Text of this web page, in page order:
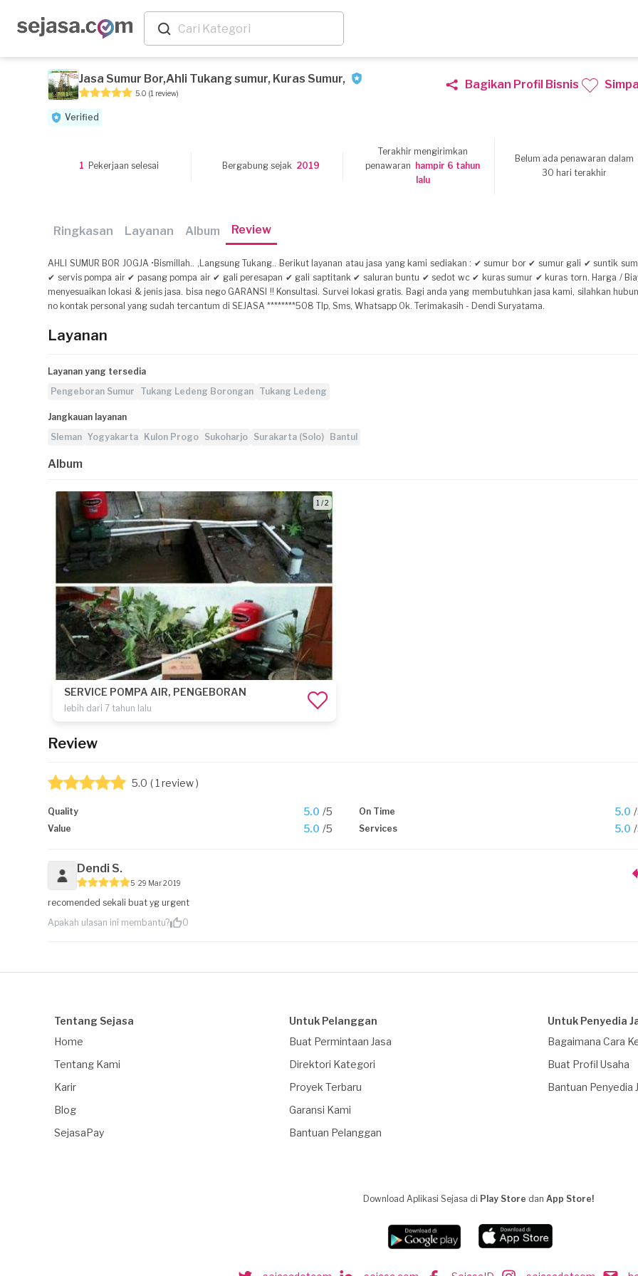
Jasa Sumur Bor,Ahli Tukang sumur, Kuras Sumur,
5.0 (1 review)
Bagikan Profil Bisnis
Verified
1 Pekerjaan selesai Bergabung sejak 2019
Terakhir mengirimkan
penawaran hampir 6 tahun
lalu
Belum ada penawaran dalam
30 hari terakhir
Ringkasan Layanan Album Review
AHLI SUMUR BOR JOGJA •Bismillah.. ,Langsung Tukang.. Berikut layanan atau jasa yang kami sediakan : ✔ sumur bor ✔ sumur gali ✔ suntik
✔ servis pompa air ✔ pasang pompa air ✔ gali peresapan ✔ gali saptitank ✔ saluran buntu ✔ sedot wc ✔ kuras sumur ✔ kuras torn. Harga /
menyesuaikan lokasi & jenis jasa. bisa nego GARANSI !! Konsultasi. Survei lokasi gratis. Bagi anda yang membutuhkan jasa kami, silahkan
no kontak personal yang sudah tercantum di SEJASA ********508 Tlp, Sms, Whatsapp Ok. Terimakasih - Dendi Suryatama.
Layanan
Layanan yang tersedia
Pengeboran Sumur
Tukang Ledeng Borongan Tukang Ledeng
Jangkauan layanan
Sleman Yogyakarta Kulon Progo Sukoharjo Surakarta (Solo) Bantul
Album
1 / 2
SERVICE POMPA AIR, PENGEBORAN
lebih dari 7 tahun lalu
Review
5.0 ( 1 review )
Quality 5.0 /5 On Time 5.0
Value 5.0 /5 Services 5.0
Dendi S.
5 29 Mar 2019
recomended sekali buat yg urgent
Apakah ulasan ini membantu?
0
Tentang Sejasa
Home
Tentang Kami
Karir
Blog
SejasaPay
Untuk Pelanggan
Buat Permintaan Jasa
Direktori Kategori
Proyek Terbaru
Garansi Kami
Bantuan Pelanggan
Untuk Penyedia
Bagaimana Cara
Buat Profil Usaha
Bantuan Penyedia
Download Aplikasi Sejasa di Play Store dan App Store!